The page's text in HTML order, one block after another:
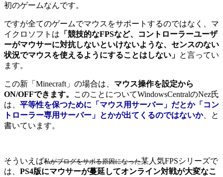
初のゲームなんです。
ですが全てのゲームでマウスをサポートするのではなく、マ
イクロソフトは 「競技的なFPSなど、コントローラーユーザ
ーがマウサーに対抗しないといけないような、センスのない
状況でマウスを使えるようにすることはしない」 と言ってい
ます。
この新「Minecraft」の場合は、 マウス操作を設定から
ON/OFFできます。
このことについてWindowsCentralのNez氏
は、 平等性を保つために「マウス用サーバー」だとか「コン
トローラー専用サーバー」とかが出てくるのではないか、と
書いています。
そういえば私がブログをサボる原因になった某人気FPSシリーズで
は、 PS4版にマウサーが蔓延してオンライン対戦が大変なこ